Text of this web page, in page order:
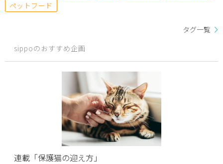
ペットフード
タグ一覧
sippoのおすすめ企画
連載「保護猫の迎え方」